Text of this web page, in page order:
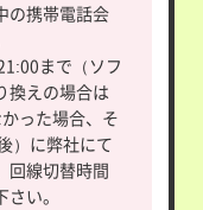
の携帯電話会
まで（ソフ
換えの場合は
った場合、そ
）に弊社にて
回線切替時間
い。